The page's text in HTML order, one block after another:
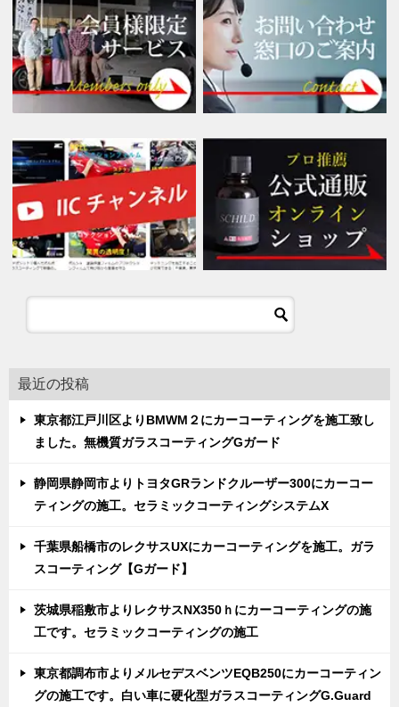
最近の投稿
東京都江戸川区よりBMWM２にカーコーティングを施工致し
ました。無機質ガラスコーティングGガード
静岡県静岡市よりトヨタGRランドクルーザー300にカーコー
ティングの施工。セラミックコーティングシステムX
千葉県船橋市のレクサスUXにカーコーティングを施工。ガラ
スコーティング【Gガード】
茨城県稲敷市よりレクサスNX350ｈにカーコーティングの施
工です。セラミックコーティングの施工
東京都調布市よりメルセデスベンツEQB250にカーコーティン
グの施工です。白い車に硬化型ガラスコーティングG.Guard